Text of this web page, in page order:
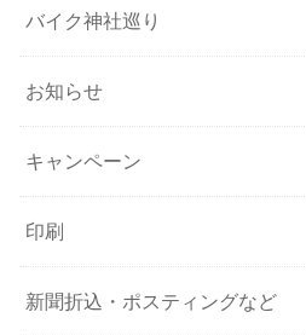
バイク神社巡り
お知らせ
キャンペーン
印刷
新聞折込・ポスティングなど